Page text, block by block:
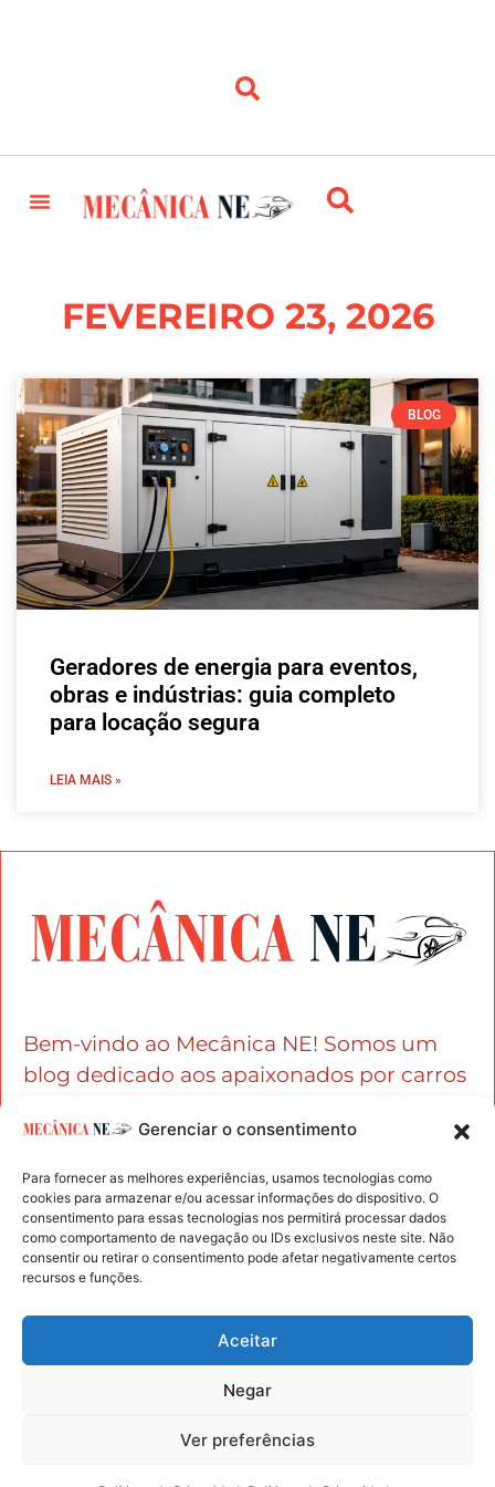
Gerenciar o consentimento
Para fornecer as melhores experiências, usamos tecnologias como
cookies para armazenar e/ou acessar informações do dispositivo. O
consentimento para essas tecnologias nos permitirá processar dados
como comportamento de navegação ou IDs exclusivos neste site. Não
consentir ou retirar o consentimento pode afetar negativamente certos
recursos e funções.
Aceitar
Negar
Ver preferências
FEVEREIRO 23, 2026
BLOG
Geradores de energia para eventos,
obras e indústrias: guia completo
para locação segura
LEIA MAIS »
Bem-vindo ao Mecânica NE! Somos um
blog dedicado aos apaixonados por carros
Reservados
Políticas de Privacidade
Parcerias e Anúncios